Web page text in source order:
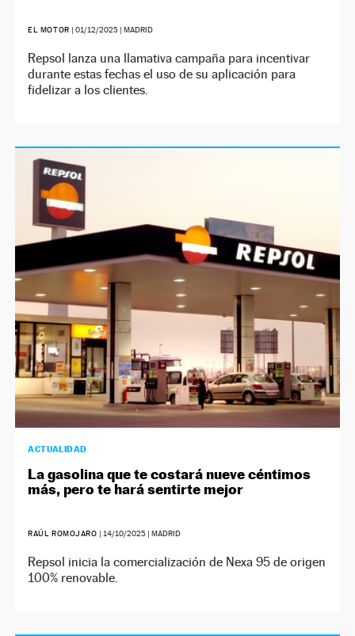
EL MOTOR | 01/12/2025| MADRID
Repsol lanza una llamativa campaña para incentivar
durante estas fechas el uso de su aplicación para
fidelizar a los clientes.
ACTUALIDAD
La gasolina que te costará nueve céntimos
más, pero te hará sentirte mejor
RAÚL ROMOJARO | 14/10/2025| MADRID
Repsol inicia la comercialización de Nexa 95 de origen
100% renovable.